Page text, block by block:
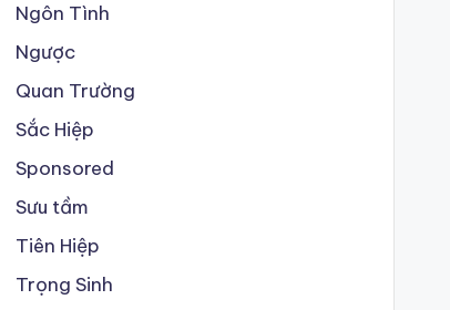
Ngôn Tình
Ngược
Quan Trường
Sắc Hiệp
Sponsored
Sưu tầm
Tiên Hiệp
Trọng Sinh